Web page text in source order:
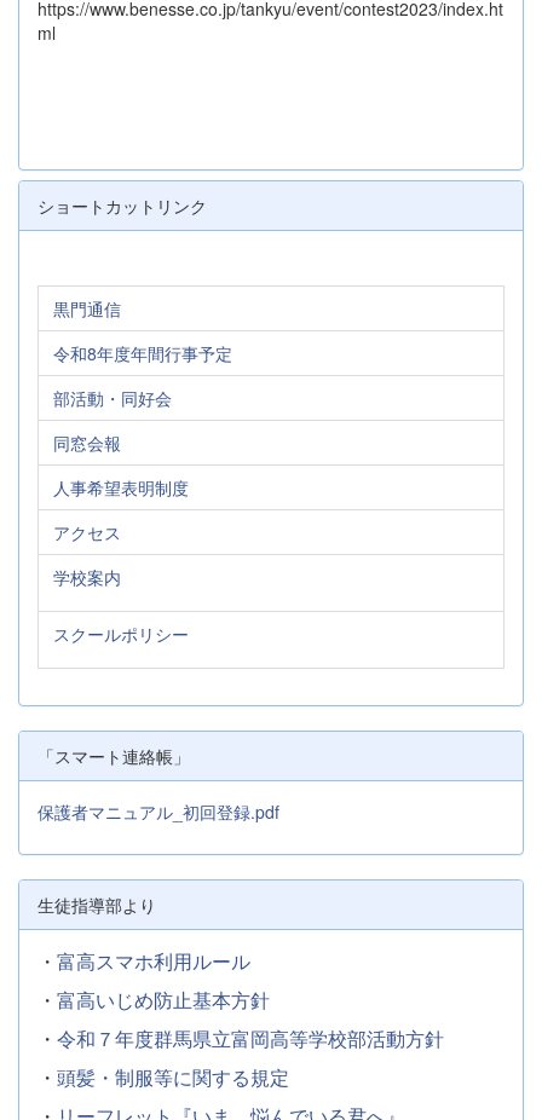
https://www.benesse.co.jp/tankyu/event/contest2023/index.ht
ml
ショートカットリンク
黒門通信
令和8年度年間行事予定
部活動・同好会
同窓会報
人事希望表明制度
アクセス
学校案内
スクールポリシー
「スマート連絡帳」
保護者マニュアル_初回登録.pdf
生徒指導部より
・ 富高スマホ利用ルール
・ 富高いじめ防止基本方針
・ 令和７年度群馬県立富岡高等学校部活動方針
・ 頭髪・制服等に関する規定